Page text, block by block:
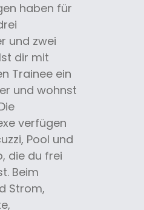
haben für
und zwei
dir mit
Trainee ein
und wohnst
verfügen
Pool und
die du frei
Beim
Strom,